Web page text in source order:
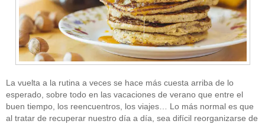
La vuelta a la rutina a veces se hace más cuesta arriba de lo
esperado, sobre todo en las vacaciones de verano que entre el
buen tiempo, los reencuentros, los viajes… Lo más normal es que
al tratar de recuperar nuestro día a día, sea difícil reorganizarse de